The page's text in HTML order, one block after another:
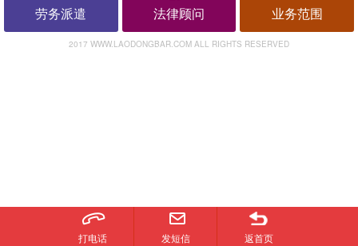
劳务派遣 法律顾问 业务范围
2017 WWW.LAODONGBAR.COM ALL RIGHTS RESERVED
打电话 发短信 返首页